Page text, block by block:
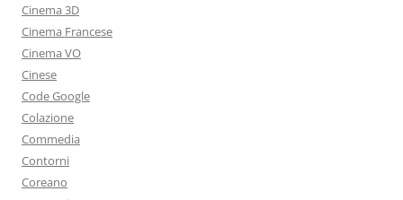
Cinema 3D
Cinema Francese
Cinema VO
Cinese
Code Google
Colazione
Commedia
Contorni
Coreano